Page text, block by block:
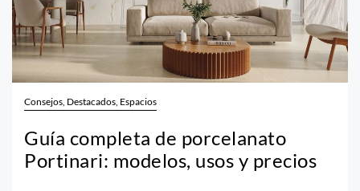
Consejos, Destacados, Espacios
Guía completa de porcelanato
Portinari: modelos, usos y precios